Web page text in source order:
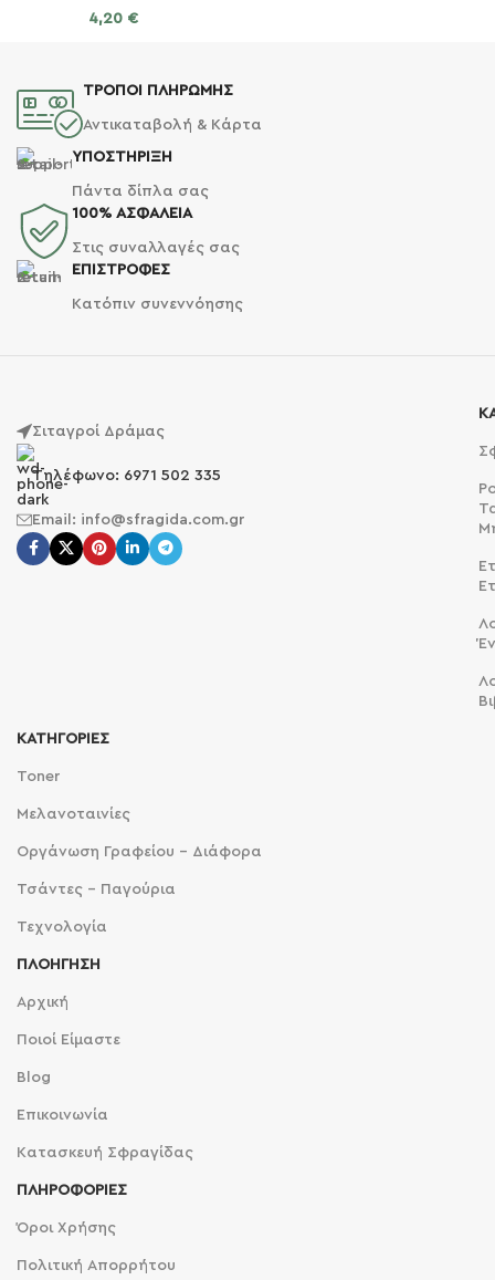
4,20 €
ΤΡΟΠΟΙ ΠΛΗΡΩΜΗΣ
Αντικαταβολή & Κάρτα
ΥΠΟΣΤΗΡΙΞΗ
Πάντα δίπλα σας
100% ΑΣΦΑΛΕΙΑ
Στις συναλλαγές σας
ΕΠΙΣΤΡΟΦΕΣ
Κατόπιν συνεννόησης
Σιταγροί Δράμας
Τηλέφωνο: 6971 502 335
Email: info@sfragida.com.gr
ΚΑΤΗΓΟΡΙΕΣ
Toner
Μελανοταινίες
Οργάνωση Γραφείου - Διάφορα
Τσάντες - Παγούρια
Τεχνολογία
ΠΛΟΗΓΗΣΗ
Αρχική
Ποιοί Είμαστε
Blog
Επικοινωνία
Κατασκευή Σφραγίδας
ΠΛΗΡΟΦΟΡΙΕΣ
Όροι Χρήσης
Πολιτική Απορρήτου